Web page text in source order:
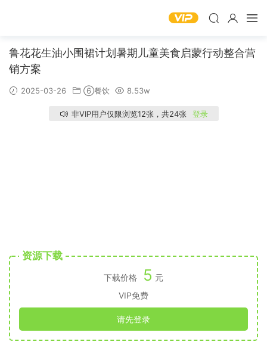
鲁花花生油小围裙计划暑期儿童美食启蒙行动整合营
销方案
2025-03-26 ⑥餐饮 8.53w
非VIP用户仅限浏览12张，共24张 登录
资源下载
下载价格 5 元
VIP免费
请先登录